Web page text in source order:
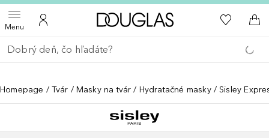
MenuOtvoriť menuDo môjho účtu
Domov Do môjho
Do
Choď späť
Vykonajte vyhľadávanie
Homepage Tvár Masky na tvár Hydratačné masky Sisley